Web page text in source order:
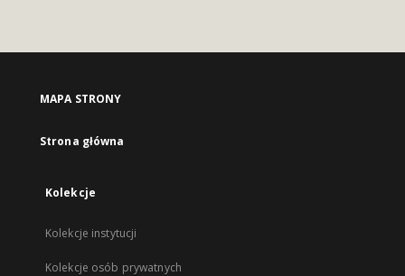
MAPA STRONY
Strona główna
Kolekcje
Kolekcje instytucji
Kolekcje osób prywatnych